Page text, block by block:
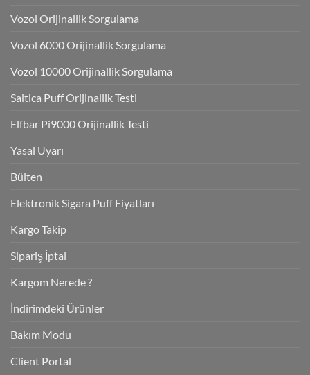
Vozol Orijinallik Sorgulama
Vozol 6000 Orijinallik Sorgulama
Vozol 10000 Orijinallik Sorgulama
Saltica Puff Orijinallik Testi
Elfbar Pi9000 Orijinallik Testi
Yasal Uyarı
Bülten
Elektronik Sigara Puff Fiyatları
Kargo Takip
Sipariş İptal
Kargom Nerede ?
İndirimdeki Ürünler
Bakım Modu
Client Portal